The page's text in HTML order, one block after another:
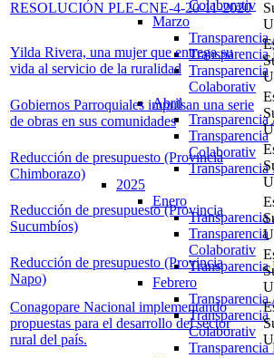
Colaborativ
Marzo
Transparencia
Transparencia
Transparencia
Colaborativ
Abril
Transparencia
Transparencia
Colaborativ
Transparencia
2025
Enero
Transparencia
Transparencia
Colaborativ
Transparencia
Febrero
Transparencia
Transparencia
Colaborativ
Transparencia
RESOLUCIÓN PLE-CNE-4-20-11-2020
Yilda Rivera, una mujer que entrega su
vida al servicio de la ruralidad
Gobiernos Parroquiales impulsan una serie
de obras en sus comunidades
Reducción de presupuesto (Provincia
Chimborazo)
Reducción de presupuesto (Provincia
Sucumbíos)
Reducción de presupuesto (Provincia
Napo)
Conagopare Nacional implementando
propuestas para el desarrollo del sector
rural del país.